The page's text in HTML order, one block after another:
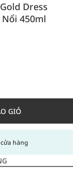
Dress
450ml
GIỎ
hàng